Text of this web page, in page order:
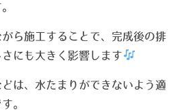
ら施工することで、完成後の排
にも大きく影響します
は、水たまりができないよう適
。